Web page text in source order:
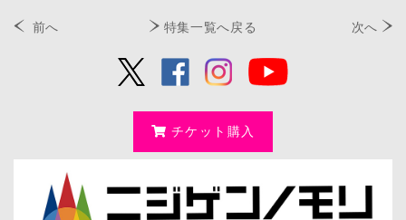
前へ 特集一覧へ戻る 次へ
チケット購入